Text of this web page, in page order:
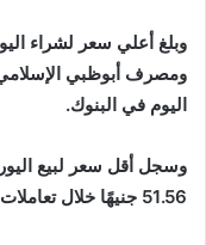
وبلغ أعلي سعر لشراء
اليوم في البنوك.
وسجل أقل سعر لبيع
51.56 جنيهًا خلال تعاملات اليوم في البنوك.